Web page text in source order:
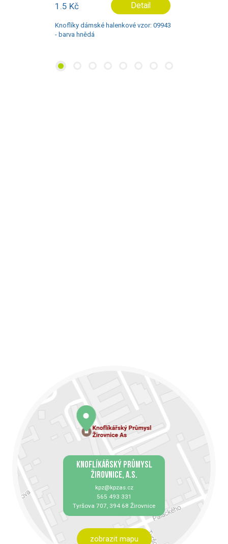
7.0 Kč Detail
Knoflíky dámské halenkové vzor: 42301
- barva bílá
KNOFLÍKÁŘSKÝ PRŮMYSL
ŽIROVNICE, A.S.
kpz@kpzas.cz
565 493 331
Tyršova 707, 394 68 Žirovnice
zobrazit mapu